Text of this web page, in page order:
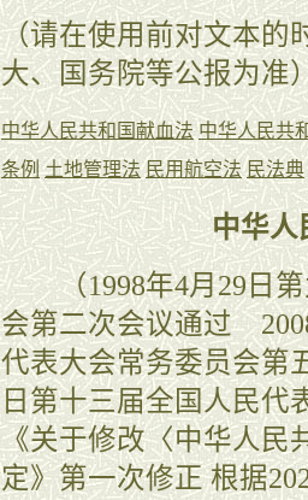
（请在使用前对文本的
大、国务院等公报为准
中华人民共和国献血法 中华人民共
条例 土地管理法 民用航空法 民法典
中华人
（1998年4月29日第
会第二次会议通过
代表大会常务委员会第
日第十三届全国人民代
《关于修改〈中华人民
定》第一次修正 根据